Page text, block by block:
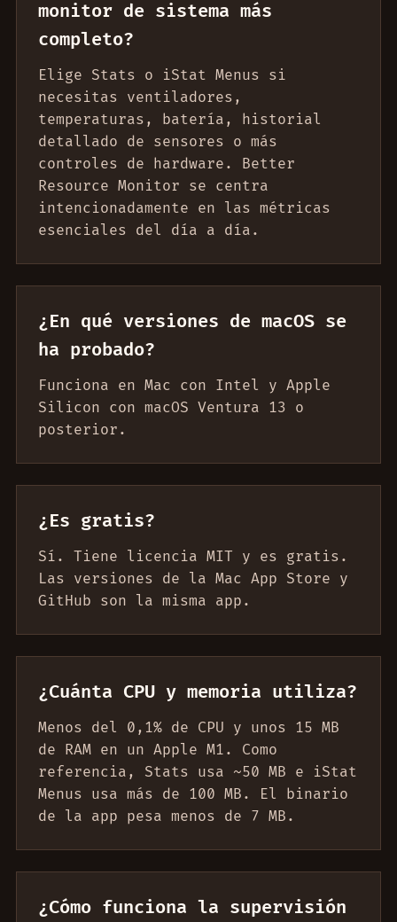
monitor de sistema más
completo?
Elige Stats o iStat Menus si
necesitas ventiladores,
temperaturas, batería, historial
detallado de sensores o más
controles de hardware. Better
Resource Monitor se centra
intencionadamente en las métricas
esenciales del día a día.
¿En qué versiones de macOS se
ha probado?
Funciona en Mac con Intel y Apple
Silicon con macOS Ventura 13 o
posterior.
¿Es gratis?
Sí. Tiene licencia MIT y es gratis.
Las versiones de la Mac App Store y
GitHub son la misma app.
¿Cuánta CPU y memoria utiliza?
Menos del 0,1% de CPU y unos 15 MB
de RAM en un Apple M1. Como
referencia, Stats usa ~50 MB e iStat
Menus usa más de 100 MB. El binario
de la app pesa menos de 7 MB.
¿Cómo funciona la supervisión